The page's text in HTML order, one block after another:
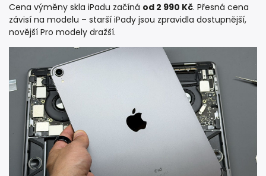
Cena výměny skla iPadu začíná od 2 990 Kč. Přesná cena
závisí na modelu – starší iPady jsou zpravidla dostupnější,
novější Pro modely dražší.